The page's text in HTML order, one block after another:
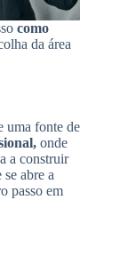
como
da área
uma fonte de
onde
a construir
abre a
passo em